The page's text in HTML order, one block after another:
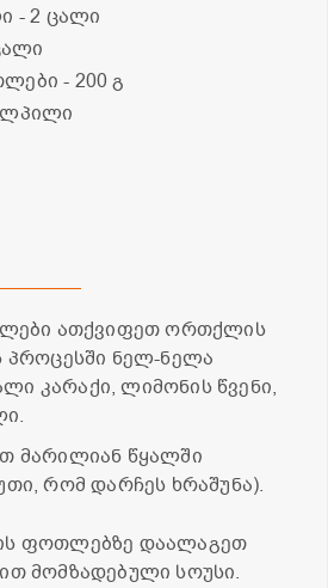
- 2 ცალი
- 200 გ
ათქვიფეთ ორთქლის
პროცესში ნელ-ნელა
კარაქი, ლიმონის წვენი,
მარილიან წყალში
რომ დარჩეს ხრაშუნა).
ფოთლებზე დაალაგეთ
მომზადებული სოუსი.